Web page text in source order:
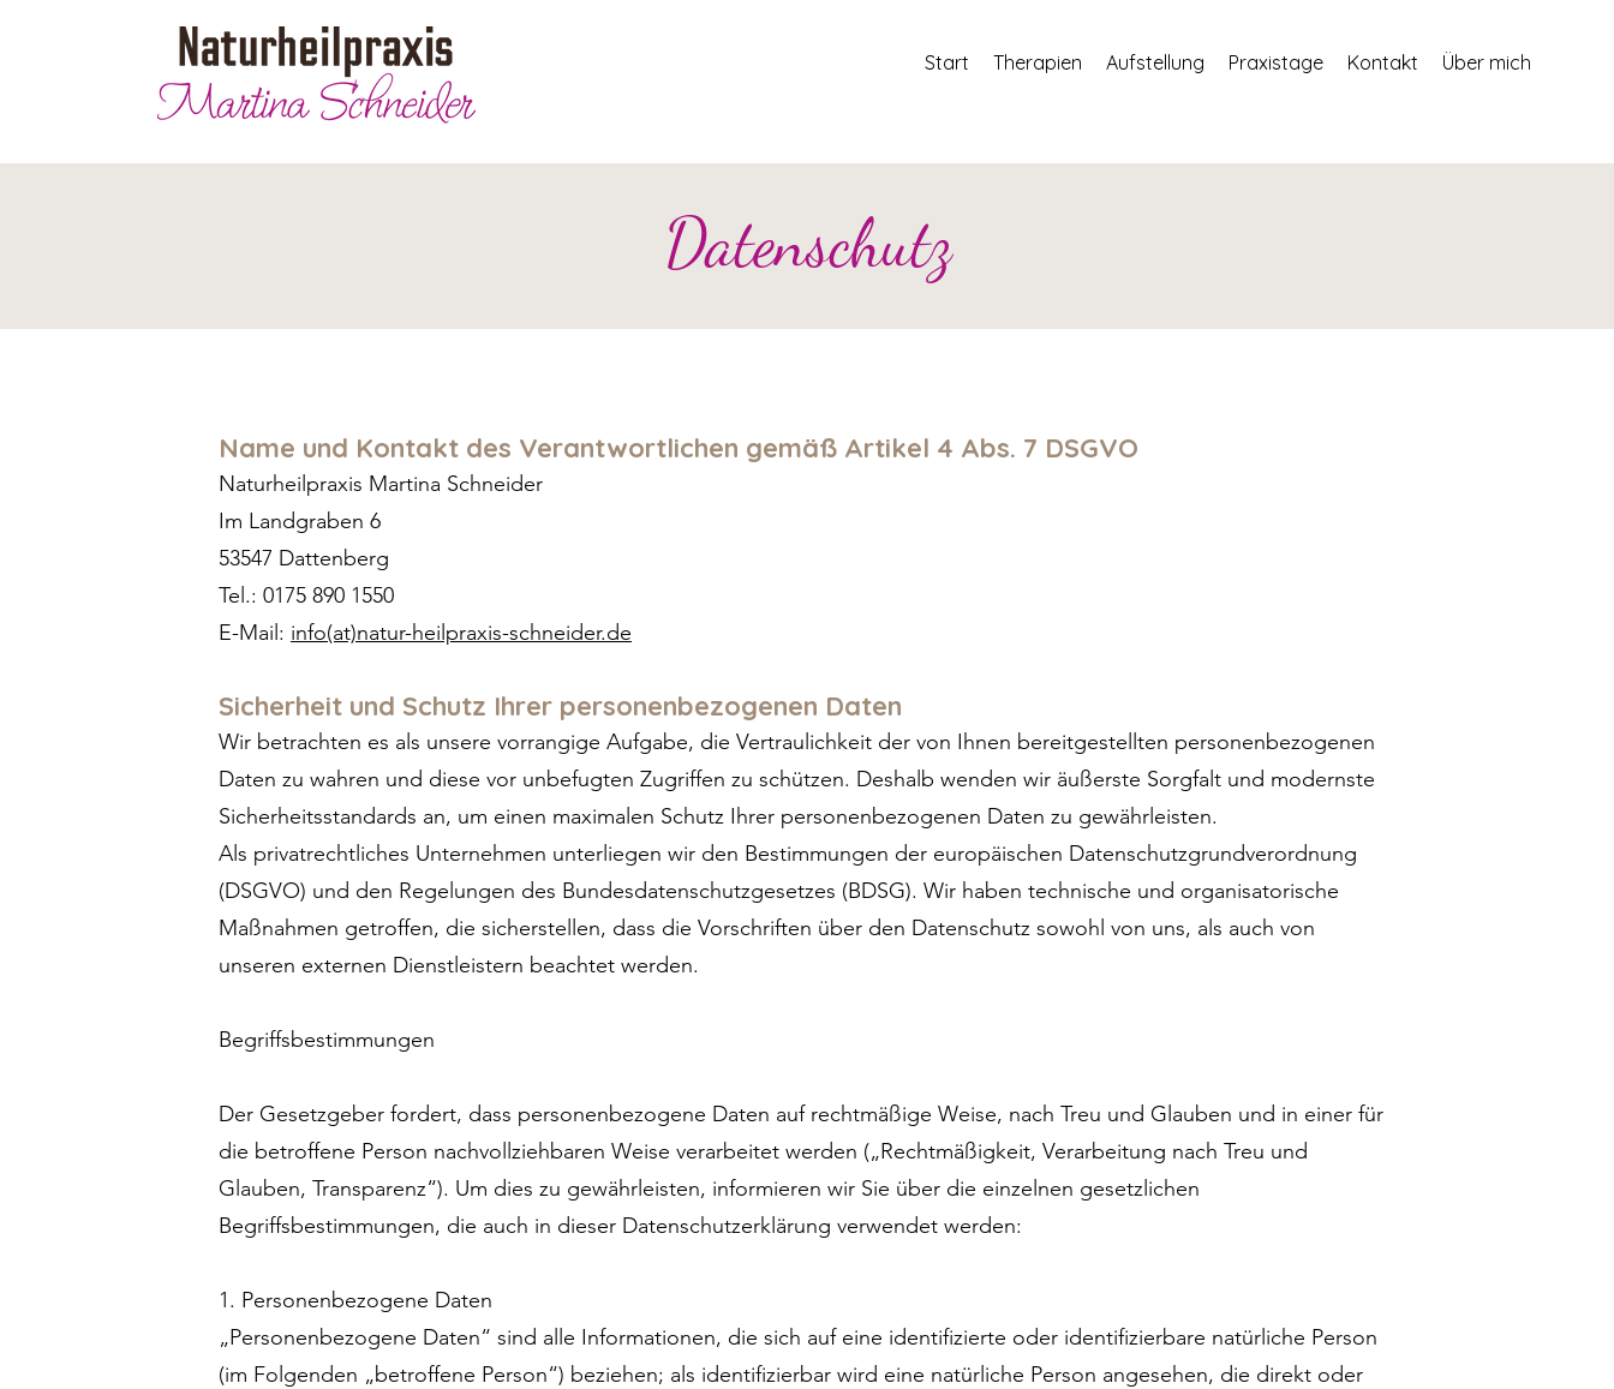
Start Therapien Aufstellung Praxistage Kontakt Über mich
Datenschutz
Name und Kontakt des Verantwortlichen gemäß Artikel 4 Abs. 7 DSGVO
Naturheilpraxis Martina Schneider
Im Landgraben 6
53547 Dattenberg
Tel.: 0175 890 1550
E-Mail: info(at)natur-heilpraxis-schneider.de
Sicherheit und Schutz Ihrer personenbezogenen Daten
Wir betrachten es als unsere vorrangige Aufgabe, die Vertraulichkeit der von Ihnen bereitgestellten personenbezogenen
Daten zu wahren und diese vor unbefugten Zugriffen zu schützen. Deshalb wenden wir äußerste Sorgfalt und modernste
Sicherheitsstandards an, um einen maximalen Schutz Ihrer personenbezogenen Daten zu gewährleisten.
Als privatrechtliches Unternehmen unterliegen wir den Bestimmungen der europäischen Datenschutzgrundverordnung
(DSGVO) und den Regelungen des Bundesdatenschutzgesetzes (BDSG). Wir haben technische und organisatorische
Maßnahmen getroffen, die sicherstellen, dass die Vorschriften über den Datenschutz sowohl von uns, als auch von
unseren externen Dienstleistern beachtet werden.
Begriffsbestimmungen
Der Gesetzgeber fordert, dass personenbezogene Daten auf rechtmäßige Weise, nach Treu und Glauben und in einer für
die betroffene Person nachvollziehbaren Weise verarbeitet werden („Rechtmäßigkeit, Verarbeitung nach Treu und
Glauben, Transparenz“). Um dies zu gewährleisten, informieren wir Sie über die einzelnen gesetzlichen
Begriffsbestimmungen, die auch in dieser Datenschutzerklärung verwendet werden:
1. Personenbezogene Daten
„Personenbezogene Daten“ sind alle Informationen, die sich auf eine identifizierte oder identifizierbare natürliche Person
(im Folgenden „betroffene Person“) beziehen; als identifizierbar wird eine natürliche Person angesehen, die direkt oder